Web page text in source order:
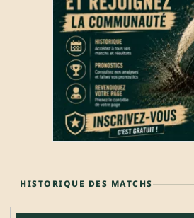
HISTORIQUE DES MATCHS